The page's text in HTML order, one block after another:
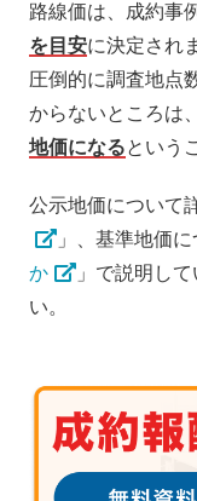
路線価は、成約事
を目安に決定され
圧倒的に調査地点
からないところは、
地価になるという
公示地価について
」、基準地価に
か
」で説明して
い。